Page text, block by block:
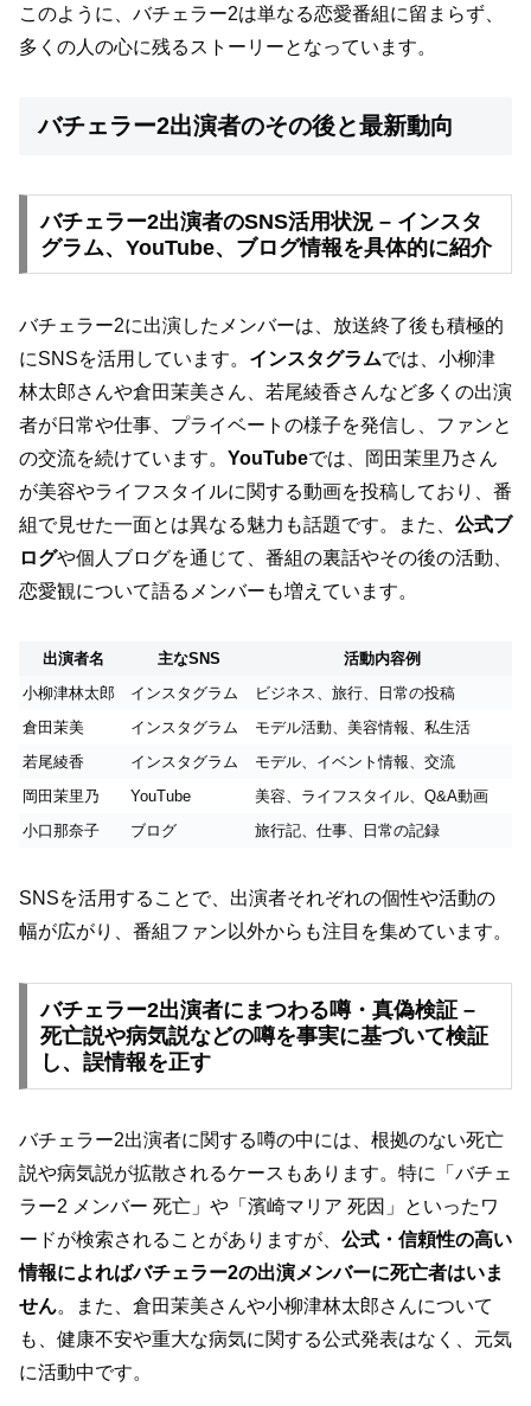
このように、バチェラー2は単なる恋愛番組に留まらず、
多くの人の心に残るストーリーとなっています。
バチェラー2出演者のその後と最新動向
バチェラー2出演者のSNS活用状況 – インスタ
グラム、YouTube、ブログ情報を具体的に紹介
バチェラー2に出演したメンバーは、放送終了後も積極的
にSNSを活用しています。 インスタグラムでは、小柳津
林太郎さんや倉田茉美さん、若尾綾香さんなど多くの出演
者が日常や仕事、プライベートの様子を発信し、ファンと
の交流を続けています。 YouTubeでは、岡田茉里乃さん
が美容やライフスタイルに関する動画を投稿しており、番
組で見せた一面とは異なる魅力も話題です。また、 公式ブ
ログや個人ブログを通じて、番組の裏話やその後の活動、
恋愛観について語るメンバーも増えています。
出演者名 主なSNS
活動内容例
小柳津林太郎
インスタグラム
ビジネス、旅行、日常の投稿
倉田茉美
インスタグラム
モデル活動、美容情報、私生活
若尾綾香
インスタグラム
モデル、イベント情報、交流
岡田茉里乃
YouTube
美容、ライフスタイル、Q&A動画
小口那奈子
ブログ 旅行記、仕事、日常の記録
SNSを活用することで、出演者それぞれの個性や活動の
幅が広がり、番組ファン以外からも注目を集めています。
バチェラー2出演者にまつわる噂・真偽検証 –
死亡説や病気説などの噂を事実に基づいて検証
し、誤情報を正す
バチェラー2出演者に関する噂の中には、根拠のない死亡
説や病気説が拡散されるケースもあります。特に「バチェ
ラー2 メンバー 死亡」や「濱崎マリア 死因」といったワ
ードが検索されることがありますが、 公式・信頼性の高い
情報によればバチェラー2の出演メンバーに死亡者はいま
せん。また、倉田茉美さんや小柳津林太郎さんについて
も、健康不安や重大な病気に関する公式発表はなく、元気
に活動中です。